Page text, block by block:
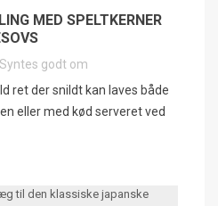
MED SPELTKERNER
Syntes godt om
ret der snildt kan laves både
eller med kød serveret ved